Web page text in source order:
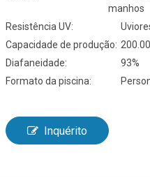
manhos
Resistência UV:
Capacidade de produção:
Diafaneidade:
93%
Formato da piscina:
Inquérito